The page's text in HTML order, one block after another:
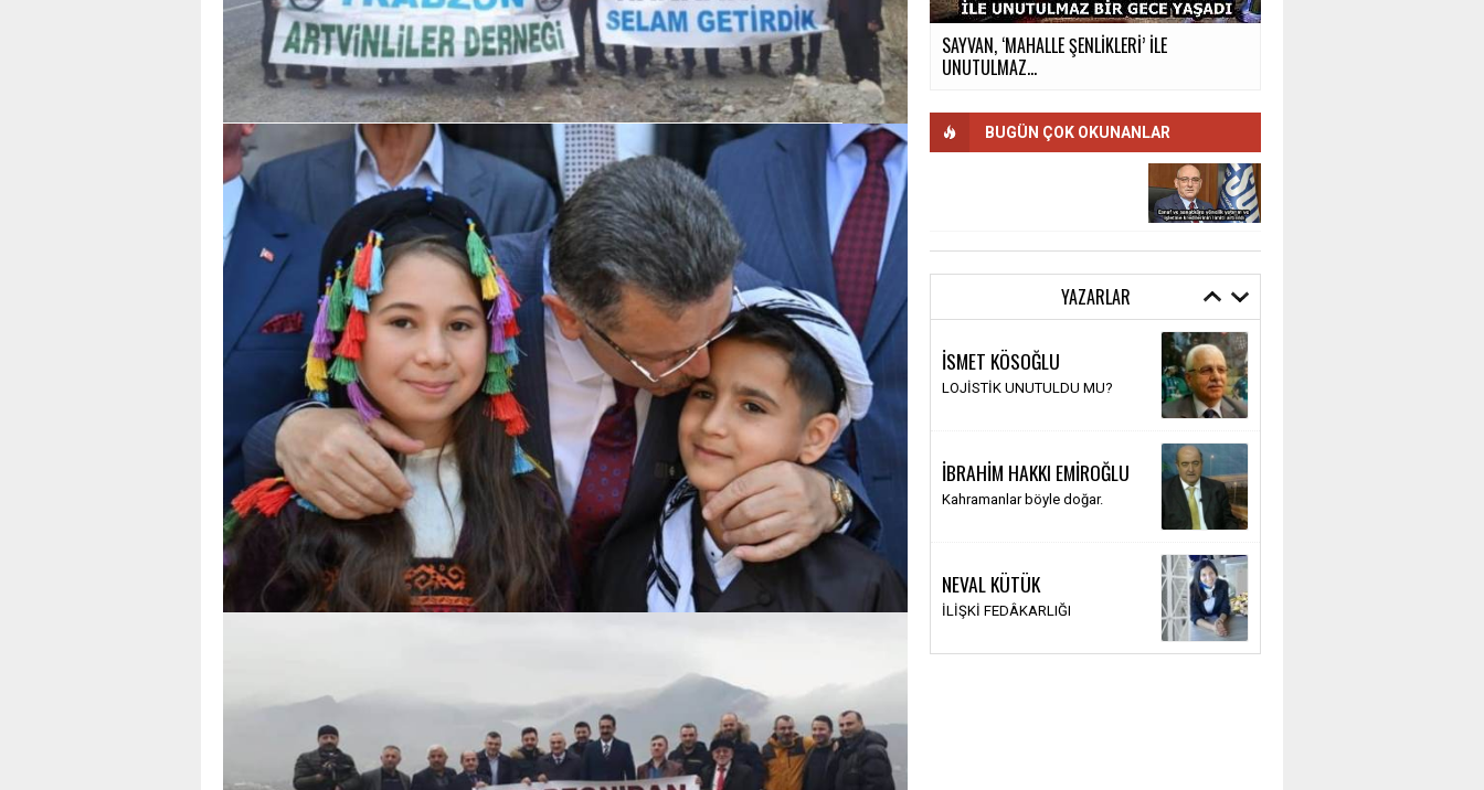
SAYVAN, ‘MAHALLE ŞENLİKLERİ’ İLE
UNUTULMAZ...
BUGÜN ÇOK OKUNANLAR
YAZARLAR
İSMET KÖSOĞLU
LOJİSTİK UNUTULDU MU?
İBRAHİM HAKKI EMİROĞLU
Kahramanlar böyle doğar.
NEVAL KÜTÜK
İLİŞKİ FEDÂKARLIĞI